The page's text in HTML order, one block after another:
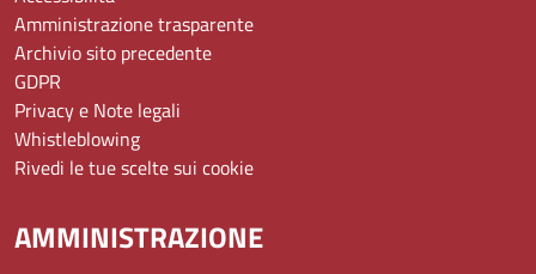
Amministrazione trasparente
Archivio sito precedente
GDPR
Privacy e Note legali
Whistleblowing
Rivedi le tue scelte sui cookie
AMMINISTRAZIONE